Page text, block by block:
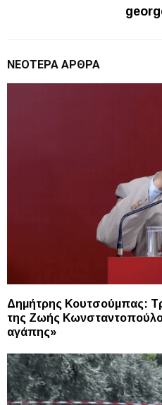
ΝΕΌΤΕΡΑ ΆΡΘΡΑ
Δημήτρης Κουτσούμπας:
της Ζωής
αγάπης»